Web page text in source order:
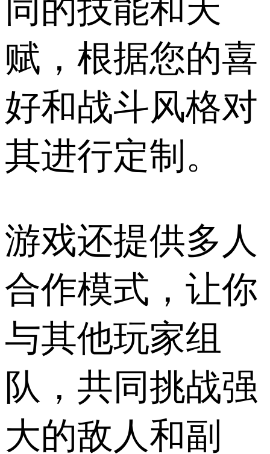
同的技能和天
赋，根据您的喜
好和战斗风格对
其进行定制。
游戏还提供多人
合作模式，让你
与其他玩家组
队，共同挑战强
大的敌人和副